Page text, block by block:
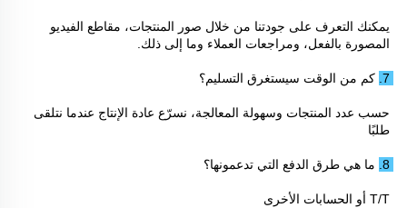
المصورة بالفعل، ومراجعات العملاء وما إلى ذلك.
7. كم من الوقت سيستغرق التسليم؟
طلبًا
8. ما هي طرق الدفع التي تدعمونها؟
T/T أو الحسابات الأخرى